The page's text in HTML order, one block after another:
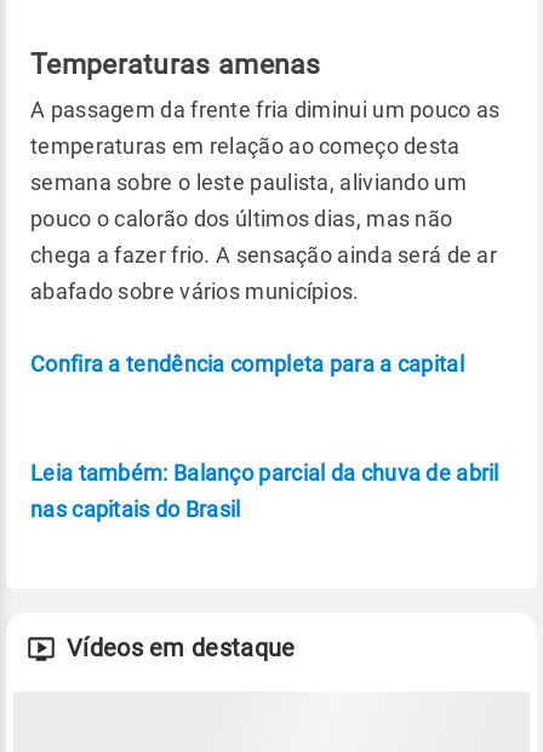
Temperaturas amenas
A passagem da frente fria diminui um pouco as
temperaturas em relação ao começo desta
semana sobre o leste paulista, aliviando um
pouco o calorão dos últimos dias, mas não
chega a fazer frio. A sensação ainda será de ar
abafado sobre vários municípios.
Confira a tendência completa para a capital
Leia também: Balanço parcial da chuva de abril
nas capitais do Brasil
Vídeos em destaque